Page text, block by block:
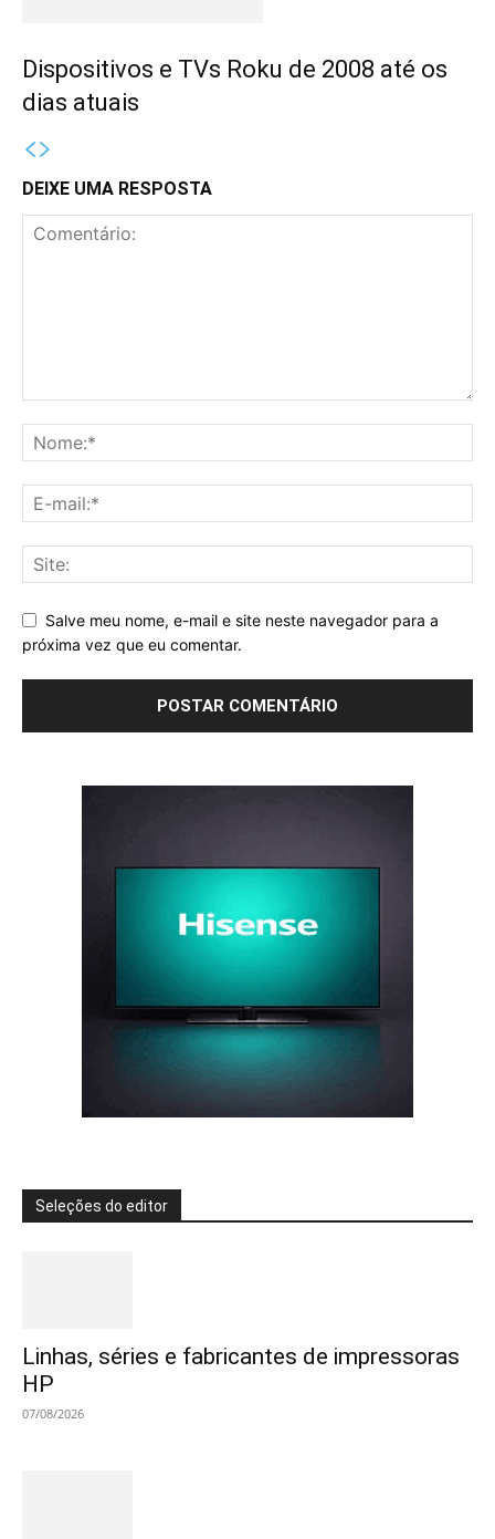
Dispositivos e TVs Roku de 2008 até os
dias atuais
DEIXE UMA RESPOSTA
Salve meu nome, e-mail e site neste navegador para a
próxima vez que eu comentar.
Seleções do editor
Linhas, séries e fabricantes de impressoras
HP
07/08/2026